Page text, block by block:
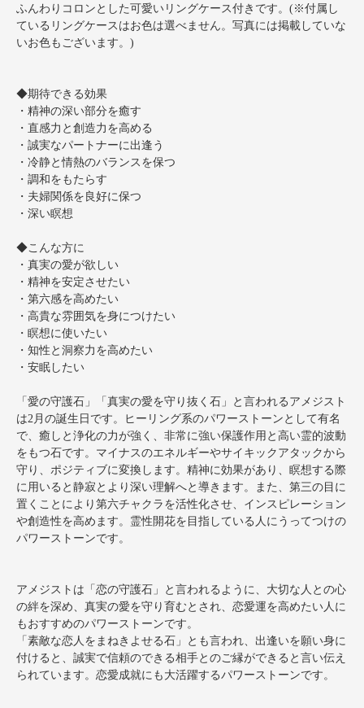
ふんわりコロンとした可愛いリングケース付きです。(※付属し
ているリングケースはお色は選べません。写真には掲載していな
いお色もございます。)
◆期待できる効果
・精神の深い部分を癒す
・直感力と創造力を高める
・誠実なパートナーに出逢う
・冷静と情熱のバランスを保つ
・調和をもたらす
・夫婦関係を良好に保つ
・深い瞑想
◆こんな方に
・真実の愛が欲しい
・精神を安定させたい
・第六感を高めたい
・高貴な雰囲気を身につけたい
・瞑想に使いたい
・知性と洞察力を高めたい
・安眠したい
「愛の守護石」「真実の愛を守り抜く石」と言われるアメジスト
は2月の誕生日です。ヒーリング系のパワーストーンとして有名
で、癒しと浄化の力が強く、非常に強い保護作用と高い霊的波動
をもつ石です。マイナスのエネルギーやサイキックアタックから
守り、ポジティブに変換します。精神に効果があり、瞑想する際
に用いると静寂とより深い理解へと導きます。また、第三の目に
置くことにより第六チャクラを活性化させ、インスピレーション
や創造性を高めます。霊性開花を目指している人にうってつけの
パワーストーンです。
アメジストは「恋の守護石」と言われるように、大切な人との心
の絆を深め、真実の愛を守り育むとされ、恋愛運を高めたい人に
もおすすめのパワーストーンです。
「素敵な恋人をまねきよせる石」とも言われ、出逢いを願い身に
付けると、誠実で信頼のできる相手とのご縁ができると言い伝え
られています。恋愛成就にも大活躍するパワーストーンです。